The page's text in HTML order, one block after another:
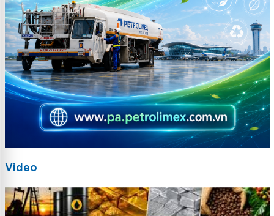
Video